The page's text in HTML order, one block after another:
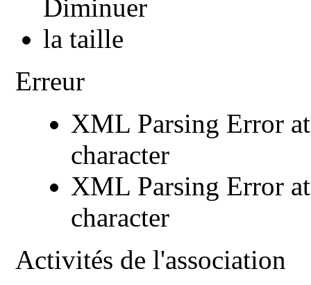
Erreur
XML Parsing Error
character
XML Parsing Error
character
Activités de l'association